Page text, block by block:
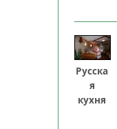
Русска
я
кухня